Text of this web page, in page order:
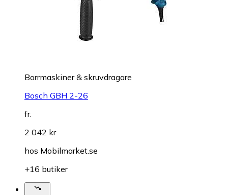
Borrmaskiner & skruvdragare
Bosch GBH 2-26
fr.
2 042 kr
hos Mobilmarket.se
+16 butiker